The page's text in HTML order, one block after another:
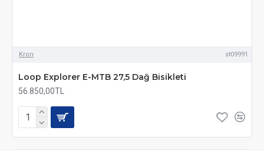
Kron st09991
Loop Explorer E-MTB 27,5 Dağ Bisikleti
56.850,00TL